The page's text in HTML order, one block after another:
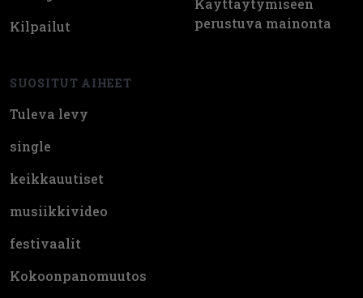
Kilpailut
SUOSITUT AIHEET
Tuleva levy
single
keikkauutiset
musiikkivideo
festivaalit
Kokoonpanomuutos
Käyttäytymiseen
perustuva mainonta